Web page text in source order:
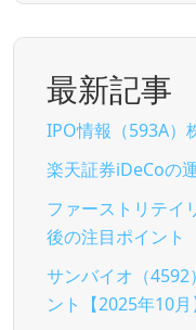
最新記事
IPO情報（593A）
楽天証券iDeCoの
ファーストリテイ
後の注目ポイント
サンバイオ（4592
ント【2025年10月